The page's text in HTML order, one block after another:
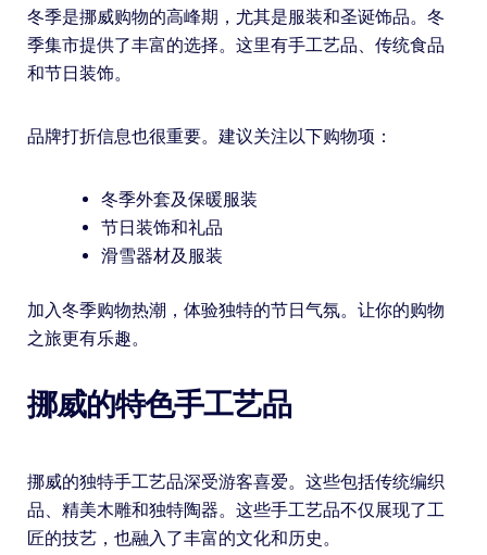
冬季是挪威购物的高峰期，尤其是服装和圣诞饰品。冬
季集市提供了丰富的选择。这里有手工艺品、传统食品
和节日装饰。
品牌打折信息也很重要。建议关注以下购物项：
冬季外套及保暖服装
节日装饰和礼品
滑雪器材及服装
加入冬季购物热潮，体验独特的节日气氛。让你的购物
之旅更有乐趣。
挪威的特色手工艺品
挪威的独特手工艺品深受游客喜爱。这些包括传统编织
品、精美木雕和独特陶器。这些手工艺品不仅展现了工
匠的技艺，也融入了丰富的文化和历史。